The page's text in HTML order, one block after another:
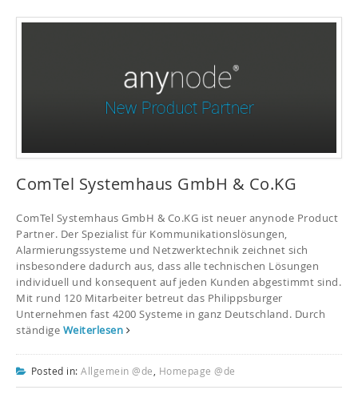
ComTel Systemhaus GmbH & Co.KG
ComTel Systemhaus GmbH & Co.KG ist neuer anynode Product
Partner. Der Spezialist für Kommunikationslösungen,
Alarmierungssysteme und Netzwerktechnik zeichnet sich
insbesondere dadurch aus, dass alle technischen Lösungen
individuell und konsequent auf jeden Kunden abgestimmt sind.
Mit rund 120 Mitarbeiter betreut das Philippsburger
Unternehmen fast 4200 Systeme in ganz Deutschland. Durch
ständige Weiterlesen
Posted in: Allgemein @de Homepage @de